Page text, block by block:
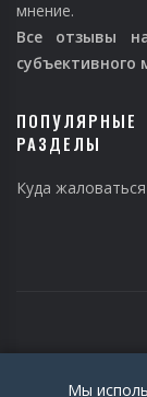
мнение.
Все отзывы
субъективного
ПОПУЛЯРНЫЕ
РАЗДЕЛЫ
Куда жаловаться
Мы